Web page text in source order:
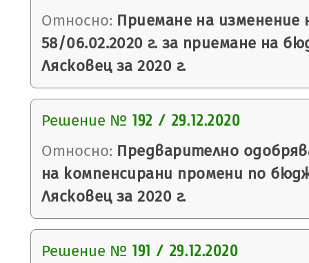
Относно: Приемане на
58/06.02.2020 г. за приемане на
Лясковец за 2020 г.
Решение № 192 / 29.12.2020
Относно: Предварително
на компенсирани промени по
Лясковец за 2020 г.
Решение № 191 / 29.12.2020